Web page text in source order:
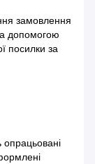
замовлення
допомогою
посилки за